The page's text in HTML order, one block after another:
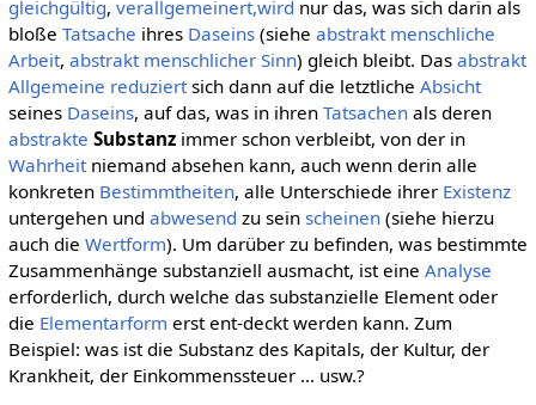
gleichgültig, verallgemeinert,wird nur das, was sich darin als
bloße Tatsache ihres Daseins(siehe abstrakt menschliche
Arbeit, abstrakt menschlicher Sinn) gleich bleibt. Das abstrakt
Allgemeine reduziertsich dann auf die letztliche Absicht
seines Daseins, auf das, was in ihren Tatsachenals deren
abstrakte Substanzimmer schon verbleibt, von der in
Wahrheitniemand absehen kann, auch wenn derin alle
konkreten Bestimmtheiten, alle Unterschiede ihrer Existenz
untergehen und abwesend zu sein scheinen(siehe hierzu
auch die Wertform). Um darüber zu befinden, was bestimmte
Zusammenhänge substanziell ausmacht, ist eine Analyse
erforderlich, durch welche das substanzielle Element oder
die Elementarform erst ent-deckt werden kann. Zum
Beispiel: was ist die Substanz des Kapitals, der Kultur, der
Krankheit, der Einkommenssteuer ... usw.?